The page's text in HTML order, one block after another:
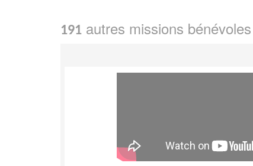
191 autres missions